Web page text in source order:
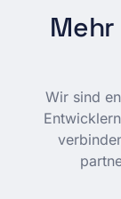
Wir sind